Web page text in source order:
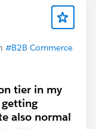
#B2B Commerce
tier in my
also normal